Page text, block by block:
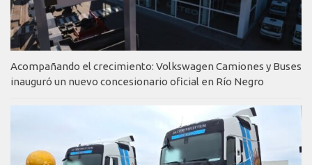
Acompañando el crecimiento: Volkswagen Camiones y Buses
inauguró un nuevo concesionario oficial en Río Negro